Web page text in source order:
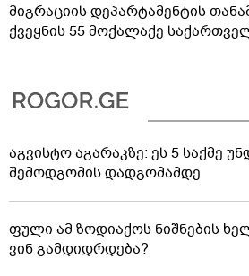
მიგრაციის დეპარტამენტის
ქვეყნის 55 მოქალაქე
აგვისტო აგარაკზე: ეს 5 საქმე
შემოდგომის დადგომამდე
ფული ამ ზოდიაქოს ნიშნების
ვინ გამდიდრდება?